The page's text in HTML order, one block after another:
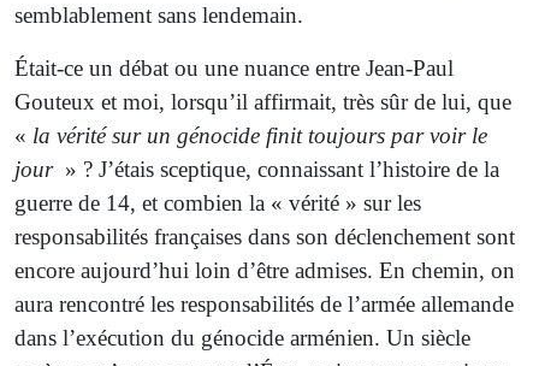
semblablement sans lendemain.
Était-ce un débat ou une nuance entre Jean-Paul
Gouteux et moi, lorsqu’il affirmait, très sûr de lui, que
« la vérité sur un génocide finit toujours par voir le
jour » ? J’étais sceptique, connaissant l’histoire de la
guerre de 14, et combien la « vérité » sur les
responsabilités françaises dans son déclenchement sont
encore aujourd’hui loin d’être admises. En chemin, on
aura rencontré les responsabilités de l’armée allemande
dans l’exécution du génocide arménien. Un siècle